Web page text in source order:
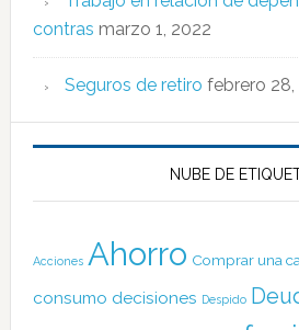
contras marzo 1, 2022
Seguros de retiro febrero 28,
NUBE DE
Acciones Ahorro Comprar una
consumo decisiones Despido